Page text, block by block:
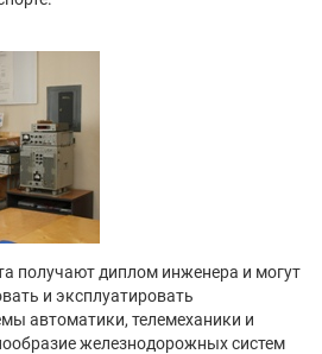
получают диплом инженера и могут
и эксплуатировать
автоматики, телемеханики и
железнодорожных систем